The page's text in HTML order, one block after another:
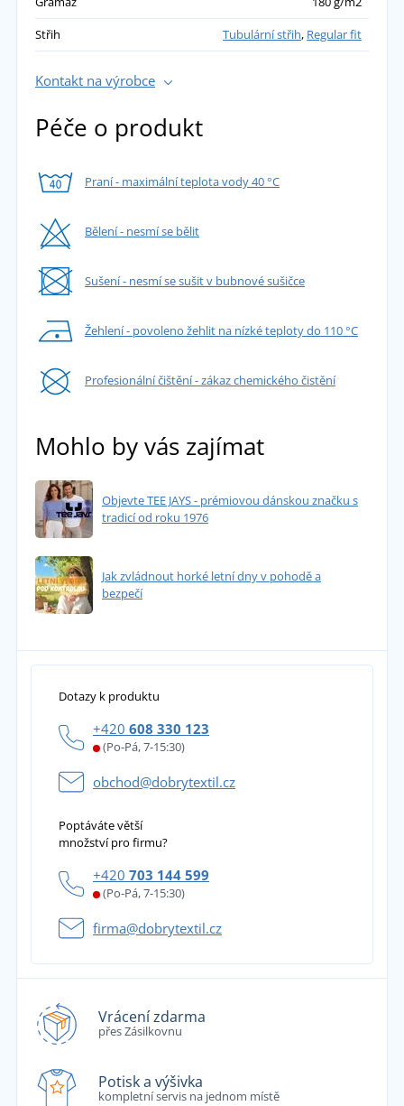
Střih
Tubulární střih, Regular fit
Kontakt na výrobce
Péče o produkt
Praní - maximální teplota vody 40 °C
Bělení - nesmí se bělit
Sušení - nesmí se sušit v bubnové sušičce
Žehlení - povoleno žehlit na nízké teploty do 110 °C
Profesionální čištění - zákaz chemického čistění
Mohlo by vás zajímat
Objevte TEE JAYS - prémiovou dánskou značku s
tradicí od roku 1976
Jak zvládnout horké letní dny v pohodě a
bezpečí
Dotazy k produktu
+420 608 330 123
(Po-Pá, 7-15:30)
obchod@dobrytextil.cz
Poptáváte větší
množství pro firmu?
+420 703 144 599
(Po-Pá, 7-15:30)
firma@dobrytextil.cz
Vrácení zdarma
přes Zásilkovnu
Potisk a výšivka
kompletní servis na jednom místě